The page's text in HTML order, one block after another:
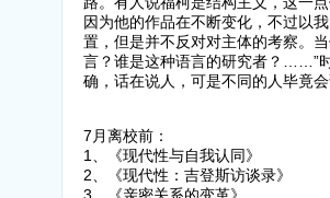
因为他的作品在不断变化，不过以
置，但是并不反对对主体的考察。
言？谁是这种语言的研究者？……”
确，话在说人，可是不同的人毕竟
7月离校前：
1、《现代性与自我认同》
2、《现代性：吉登斯访谈录
3、《亲密关系的变革》